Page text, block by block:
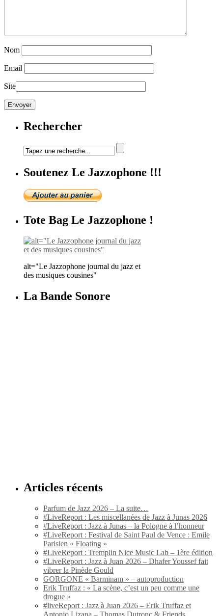
Nom
Email
Site
Rechercher
Soutenez Le Jazzophone !!!
Tote Bag Le Jazzophone !
alt="Le Jazzophone journal du jazz et
des musiques cousines"
La Bande Sonore
Articles récents
Parfum de Jazz 2026 – La suite…
#LiveReport : Les miscellanées de Jazz à Junas 2026
#LiveReport : Jazz à Junas – la Pologne à l’honneur
#LiveReport : Festival de Saint Paul de Vence : Emile
Parisien « Floating »
#LiveReport : Tremplin Nice Music Lab – 1ère édition
#LiveReport : Jazz à Juan 2026 – Dhafer Youssef fait
vibrer la Pinède Gould
GORGONE « Barminam » – autoproduction
Erik Truffaz : « La scène, c’est un peu comme une
drogue »
#liveReport : Jazz à Juan 2026 – Erik Truffaz et